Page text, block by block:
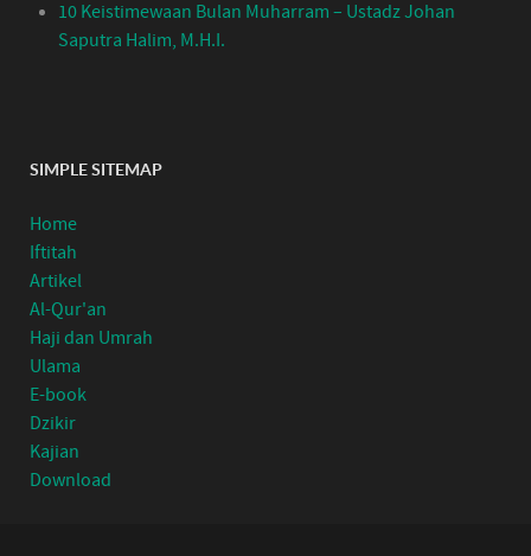
10 Keistimewaan Bulan Muharram – Ustadz Johan
Saputra Halim, M.H.I.
SIMPLE SITEMAP
Home
Iftitah
Artikel
Al-Qur'an
Haji dan Umrah
Ulama
E-book
Dzikir
Kajian
Download